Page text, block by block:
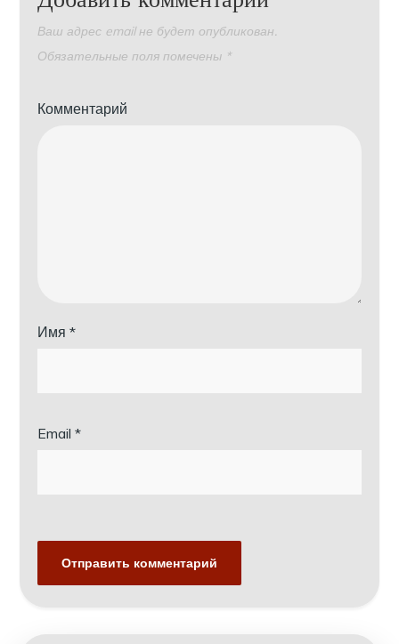
Ваш адрес email не будет опубликован.
Обязательные поля помечены *
Комментарий
Имя*
Email*